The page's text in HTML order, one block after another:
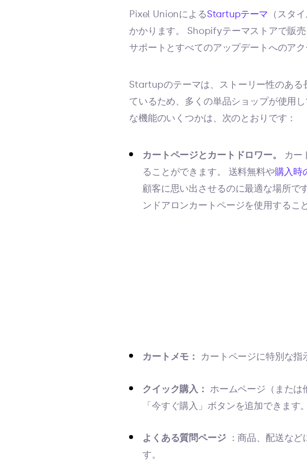
Pixel UnionによるStartupテーマ （スタ
かかります。 Shopifyテーマストアで販
サポートとすべてのアップデートへのアク
Startupのテーマは、ストーリー性のある
ているため、多くの単品ショップが使用
な機能のいくつかは、次のとおりです：
カートページとカートドロワー。
カー
ることができます。 送料無料や購入時
顧客に思い出させるのに最適な場所で
ンドアロンカートページを使用するこ
カートメモ： カートページに特別な指
クイック購入： ホームページ（または
「今すぐ購入」ボタンを追加できます。
よくある質問ページ ：商品、配送な
す。